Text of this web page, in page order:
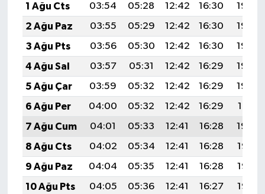
1 Ağu Cts
03:54 05:28 12:42 16:30
19:46
2 Ağu Paz
03:55 05:29 12:42 16:30
19:45
3 Ağu Pts
03:56 05:30 12:42 16:30
19:44
4 Ağu Sal
03:57 05:31 12:42 16:29
19:43
5 Ağu Çar
03:59 05:32 12:42 16:29
19:42
6 Ağu Per
04:00 05:32 12:42 16:29
19:41
7 Ağu Cum
04:01 05:33 12:41 16:28
19:39
8 Ağu Cts
04:02 05:34 12:41 16:28
19:38
9 Ağu Paz
04:04 05:35 12:41 16:28
19:37
10 Ağu Pts
04:05 05:36 12:41 16:27 19:36